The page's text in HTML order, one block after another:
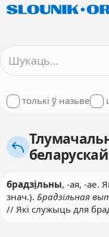
толькі ў назьве
брадзільны, -ая, -ае.
знач.). Брадзільная
// Які служыць для